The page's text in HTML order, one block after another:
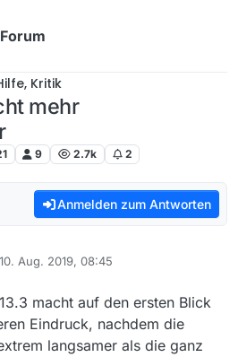
Kritik
mehr
9 2.7k 2
Anmelden zum Antworten
10. Aug. 2019, 08:45
von
macht auf den ersten Blick
Eindruck, nachdem die
langsamer als die ganz